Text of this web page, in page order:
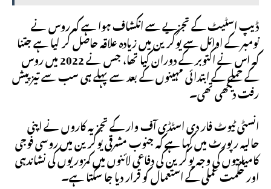
ڈیپ اسٹیٹ کے تجزیے سے انکشاف ہوا ہے کہ روس نے
نومبر کے اوائل سے یوکرین میں زیادہ علاقہ حاصل کر لیا ہے جتنا
کہ اس نے اکتوبر کے دوران کیا تھا، جس نے 2022 میں روس
کے حملے کے ابتدائی مہینوں کے بعد سے پہلے ہی سب سے تیز پیش
رفت دیکھی تھی۔
انسٹی ٹیوٹ فار دی اسٹڈی آف وار کے تجزیہ کاروں نے اپنی
حالیہ رپورٹ میں کہا ہے کہ جنوب مشرقی یوکرین میں روسی فوجی
کامیابیوں کی وجہ یوکرین کی دفاعی لائنوں میں کمزوریوں کی نشاندہی
اور حکمت عملی کے استعمال کو قرار دیا جا سکتا ہے۔